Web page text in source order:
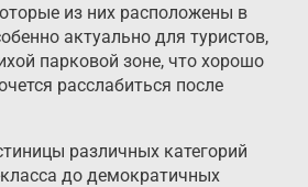
из них расположены в
актуально для туристов,
парковой зоне, что хорошо
расслабиться после
различных категорий
до демократичных